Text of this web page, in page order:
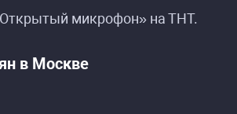
микрофон» на ТНТ.
в Москве